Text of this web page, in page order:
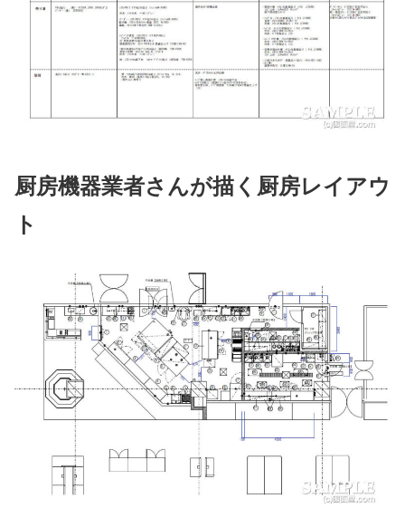
厨房機器業者さんが描く厨房レイアウ
ト